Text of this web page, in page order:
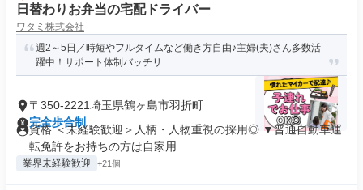
日替わりお弁当の宅配ドライバー
ワタミ株式会社
週2～5日／時短やフルタイムなど働き方自由♪主婦(夫)さん多数活
躍中！サポート体制バッチリ...
〒350-2221埼玉県鶴ヶ島市羽折町
完全歩合制
資格 ＜未経験歓迎＞人柄・人物重視の採用◎ ▼普通自動車運
転免許をお持ちの方は自家用...
業界未経験歓迎 +21個